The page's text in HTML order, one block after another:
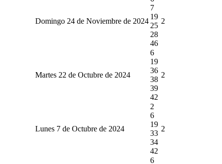
Domingo 24 de Noviembre de 2024
7
19
25
28
46
2
Martes 22 de Octubre de 2024
6
19
36
38
39
42
2
Lunes 7 de Octubre de 2024
2
6
19
33
34
42
2
6